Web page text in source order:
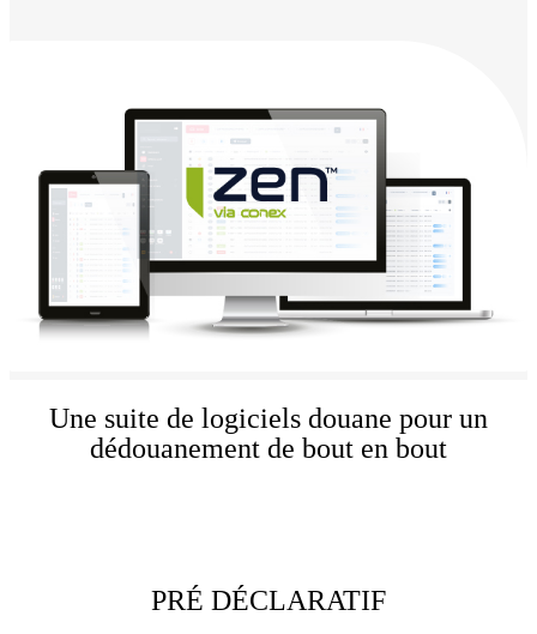
Une suite de logiciels douane pour un
dédouanement de bout en bout
PRÉ DÉCLARATIF